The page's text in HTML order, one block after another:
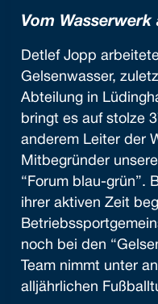
Vom
Detlef Jopp
Gelsenwasser,
Abteilung in
bringt es auf stolze
anderem Leiter der
Mitbegründer
“Forum blau-grün”.
ihrer aktiven Zeit
noch bei den
Team nimmt unter
alljährlichen